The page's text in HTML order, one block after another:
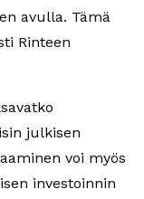
avulla. Tämä
Rinteen
julkisen
voi myös
investoinnin